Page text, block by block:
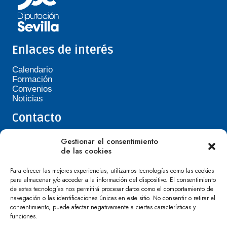
Gestionar el consentimiento
de las cookies
Para ofrecer las mejores experiencias, utilizamos tecnologías como las cookies
para almacenar y/o acceder a la información del dispositivo. El consentimiento
de estas tecnologías nos permitirá procesar datos como el comportamiento de
navegación o las identificaciones únicas en este sitio. No consentir o retirar el
consentimiento, puede afectar negativamente a ciertas características y
funciones.
Enlaces de interés
Calendario
Formación
Convenios
Noticias
Contacto
Teléfono de Asepavi: 623 394 601
asepavi20@gmail.com
Villafranca